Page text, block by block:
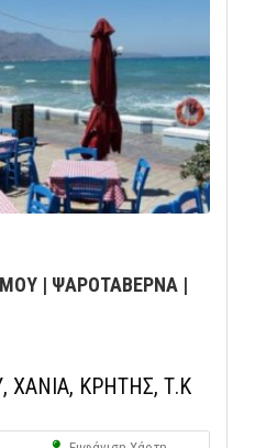
| ΨΑΡΟΤΑΒΕΡΝΑ |
ΧΑΝΙΑ, ΚΡΗΤΗΣ, Τ.Κ